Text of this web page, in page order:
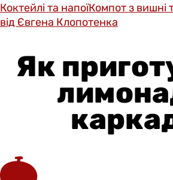
Коктейлі та напоїКомпот з вишні
від Євгена Клопотенка
Як